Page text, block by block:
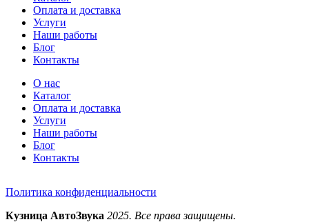
Оплата и доставка
Услуги
Наши работы
Блог
Контакты
О нас
Каталог
Оплата и доставка
Услуги
Наши работы
Блог
Контакты
Политика конфиденциальности
Кузница АвтоЗвука 2025. Все права защищены.